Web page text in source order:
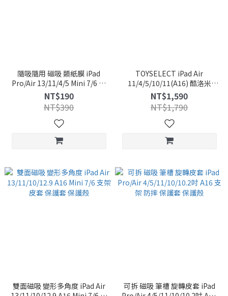
隨吸隨用 磁吸 類紙膜 iPad
Pro/Air 13/11/4/5 Mini 7/6 書
寫 畫圖 螢幕 保護貼 保護膜
NT$190
NT$390
TOYSELECT iPad Air
11/4/5/10/11(A16) 酷洛米
DINOTAENG 磁吸 多角度 支架
皮套 保護套 保護殼
NT$1,590
NT$1,790
雙面磁吸 變形多角度 iPad Air
可拆 磁吸 筆槽 旋轉皮套 iPad